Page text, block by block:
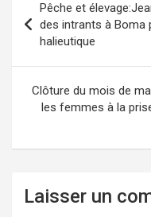
de
l’article
Pêche et
des intrants à Boma
halieutique
Clôture du mois de
les femmes à la
Laisser un